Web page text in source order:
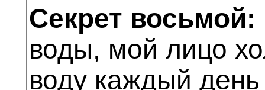
Секрет восьмой:
воды, мой лицо
воду каждый